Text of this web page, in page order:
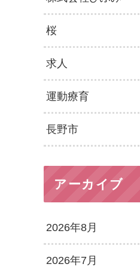
桜
求人
運動療育
長野市
アーカイブ
2026年8月
2026年7月